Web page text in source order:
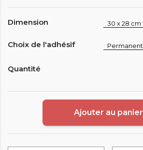
Dimension
Choix de l'adhésif
Quantité
Ajouter au panier